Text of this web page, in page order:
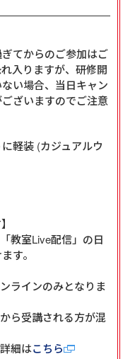
てからのご参加はご
入りますが、研修開
い場合、当日キャン
ざいますのでご注意
軽装 (カジュアルウ
教室Live配信」の日
す。
ラインのみとなりま
ら受講される方が混
細はこちら